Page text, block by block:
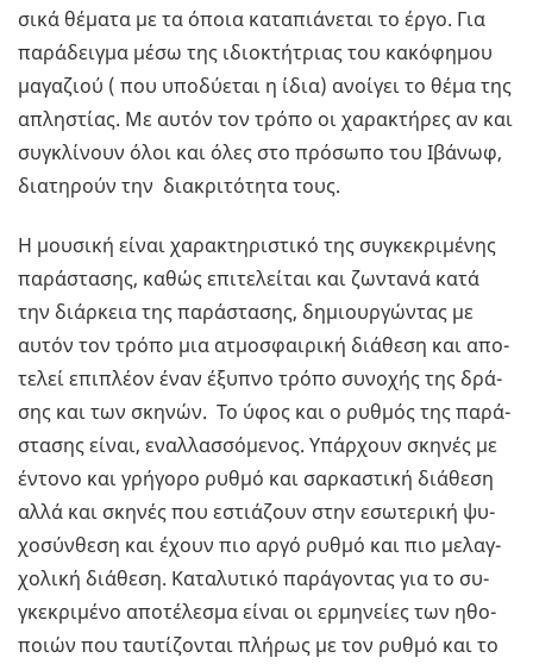
σι­κά θέ­μα­τα με τα όποια κα­τα­πιά­νε­ται το έργο. Για
πα­ρά­δειγ­μα μέσω της ιδιο­κτή­τριας του κα­κό­φη­μου
μα­γα­ζιού ( που υπο­δύ­ε­ται η ίδια) ανοί­γει το θέμα της
απλη­στί­ας. Με αυτόν τον τρόπο οι χα­ρα­κτή­ρες αν και
συ­γκλί­νουν όλοι και όλες στο πρό­σω­πο του Ιβά­νωφ,
δια­τη­ρούν την δια­κρι­τό­τη­τα τους.
Η μου­σι­κή είναι χα­ρα­κτη­ρι­στι­κό της συ­γκε­κρι­μέ­νης
πα­ρά­στα­σης, καθώς επι­τε­λεί­ται και ζω­ντα­νά κατά
την διάρ­κεια της πα­ρά­στα­σης, δη­μιουρ­γώ­ντας με
αυτόν τον τρόπο μια ατμο­σφαι­ρι­κή διά­θε­ση και απο­
τε­λεί επι­πλέ­ον έναν έξυ­πνο τρόπο συ­νο­χής της δρά­
σης και των σκη­νών. Το ύφος και ο ρυθ­μός της πα­ρά­
στα­σης είναι, εναλ­λασ­σό­με­νος. Υπάρ­χουν σκη­νές με
έντο­νο και γρή­γο­ρο ρυθμό και σαρ­κα­στι­κή διά­θε­ση
αλλά και σκη­νές που εστιά­ζουν στην εσω­τε­ρι­κή ψυ­
χο­σύν­θε­ση και έχουν πιο αργό ρυθμό και πιο με­λαγ­
χο­λι­κή διά­θε­ση. Κα­τα­λυ­τι­κό πα­ρά­γο­ντας για το συ­
γκε­κρι­μέ­νο απο­τέ­λε­σμα είναι οι ερ­μη­νεί­ες των ηθο­
ποιών που ταυ­τί­ζο­νται πλή­ρως με τον ρυθμό και το